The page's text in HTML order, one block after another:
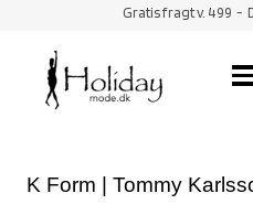
Gratis fragt v. 499 -
K Form | Tommy